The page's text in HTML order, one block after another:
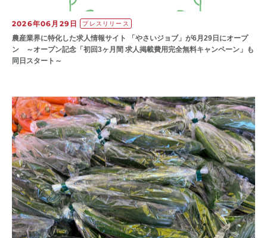
2026年06月29日 プレスリリース
農産業界に特化した求人情報サイト 「やさいジョブ」が6月29日にオープ
ン ～オープン記念「初回3ヶ月間 求人掲載費用完全無料キャンペーン」も
同日スタート～